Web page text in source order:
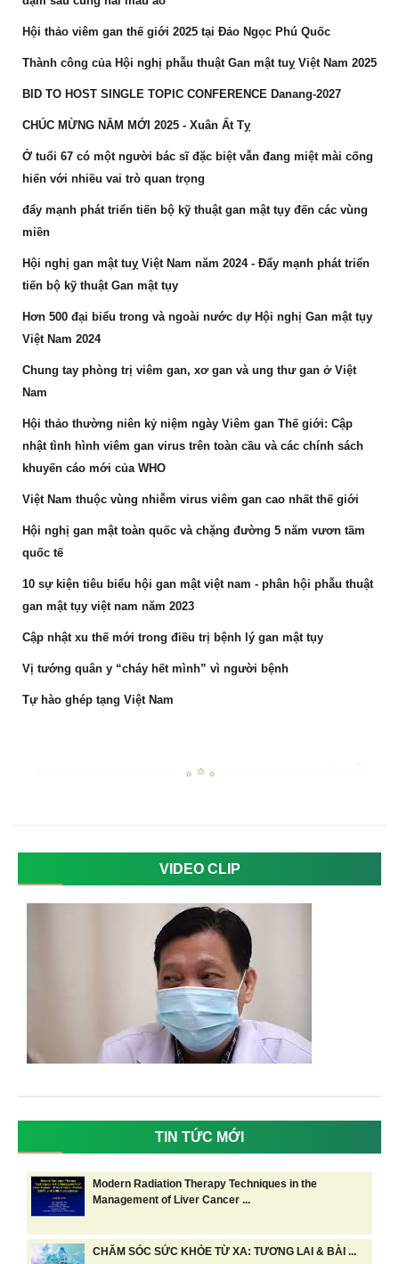
Hội thảo viêm gan thế giới 2025 tại Đảo Ngọc Phú Quốc
Thành công của Hội nghị phẫu thuật Gan mật tuỵ Việt Nam 2025
BID TO HOST SINGLE TOPIC CONFERENCE Danang-2027
CHÚC MỪNG NĂM MỚI 2025 - Xuân Ất Tỵ
Ở tuổi 67 có một người bác sĩ đặc biệt vẫn đang miệt mài cống
hiến với nhiều vai trò quan trọng
đẩy mạnh phát triển tiến bộ kỹ thuật gan mật tụy đến các vùng
miền
Hội nghị gan mật tuỵ Việt Nam năm 2024 - Đẩy mạnh phát triển
tiến bộ kỹ thuật Gan mật tụy
Hơn 500 đại biểu trong và ngoài nước dự Hội nghị Gan mật tụy
Việt Nam 2024
Chung tay phòng trị viêm gan, xơ gan và ung thư gan ở Việt
Nam
Hội thảo thường niên kỷ niệm ngày Viêm gan Thế giới: Cập
nhật tình hình viêm gan virus trên toàn cầu và các chính sách
khuyến cáo mới của WHO
Việt Nam thuộc vùng nhiễm virus viêm gan cao nhất thế giới
Hội nghị gan mật toàn quốc và chặng đường 5 năm vươn tầm
quốc tế
10 sự kiện tiêu biểu hội gan mật việt nam - phân hội phẫu thuật
gan mật tụy việt nam năm 2023
Cập nhật xu thế mới trong điều trị bệnh lý gan mật tụy
Vị tướng quân y “cháy hết mình” vì người bệnh
Tự hào ghép tạng Việt Nam
VIDEO CLIP
TIN TỨC MỚI
Modern Radiation Therapy Techniques in the
Management of Liver Cancer ...
CHĂM SÓC SỨC KHỎE TỪ XA: TƯƠNG LAI & BÀI ...